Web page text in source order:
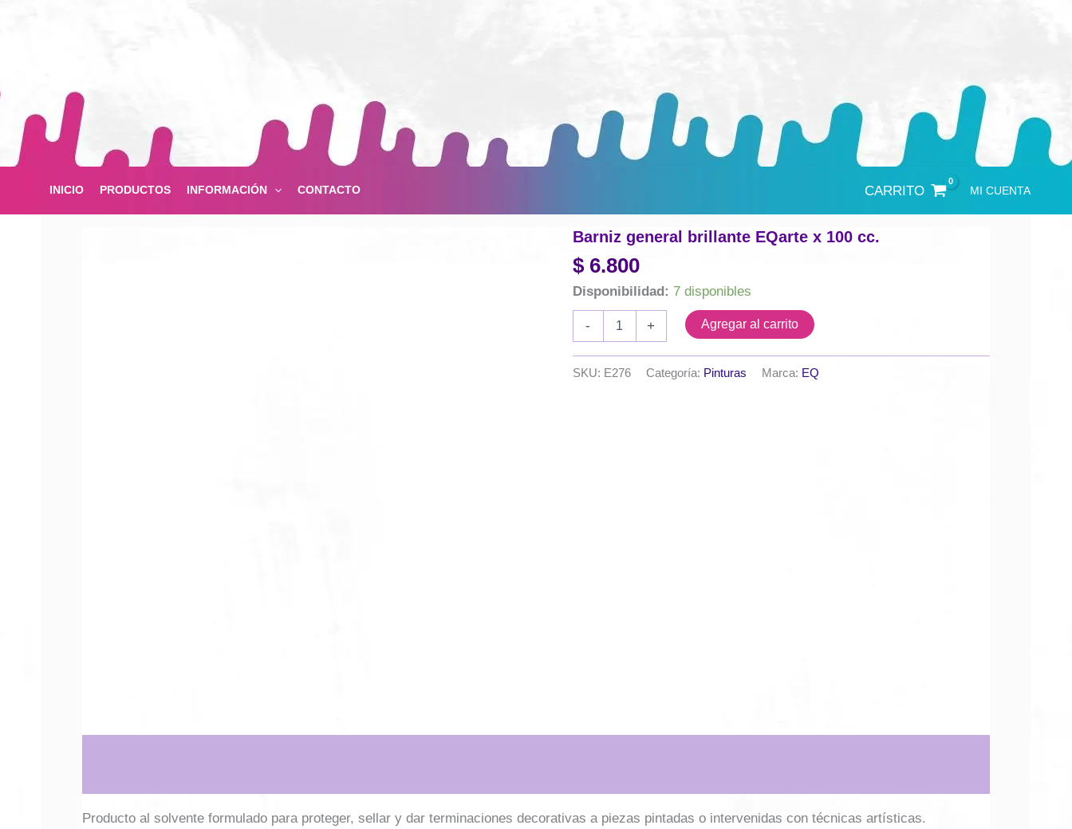
INICIO PRODUCTOS INFORMACIÓN CONTACTO CARRITO MI CUENTA
Barniz general brillante EQarte x 100 cc.
$6.800
Disponibilidad: 7 disponibles
-
x
+ Agregar al carrito
SKU: E276 Categoría: Pinturas Marca: EQ
Producto al solvente formulado para proteger, sellar y dar terminaciones decorativas a piezas pintadas o intervenidas con técnicas artísticas.